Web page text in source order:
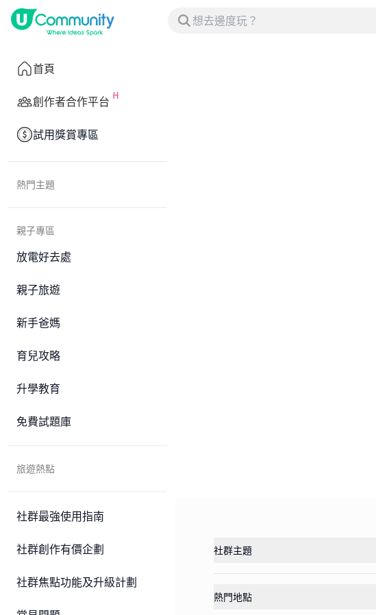
首頁
創作者合作平台
試用獎賞專區
熱門主題
親子專區
放電好去處
親子旅遊
新手爸媽
育兒攻略
升學教育
免費試題庫
旅遊熱點
社群最強使用指南
社群創作有價企劃
社群焦點功能及升級計劃
社群主題
熱門地點